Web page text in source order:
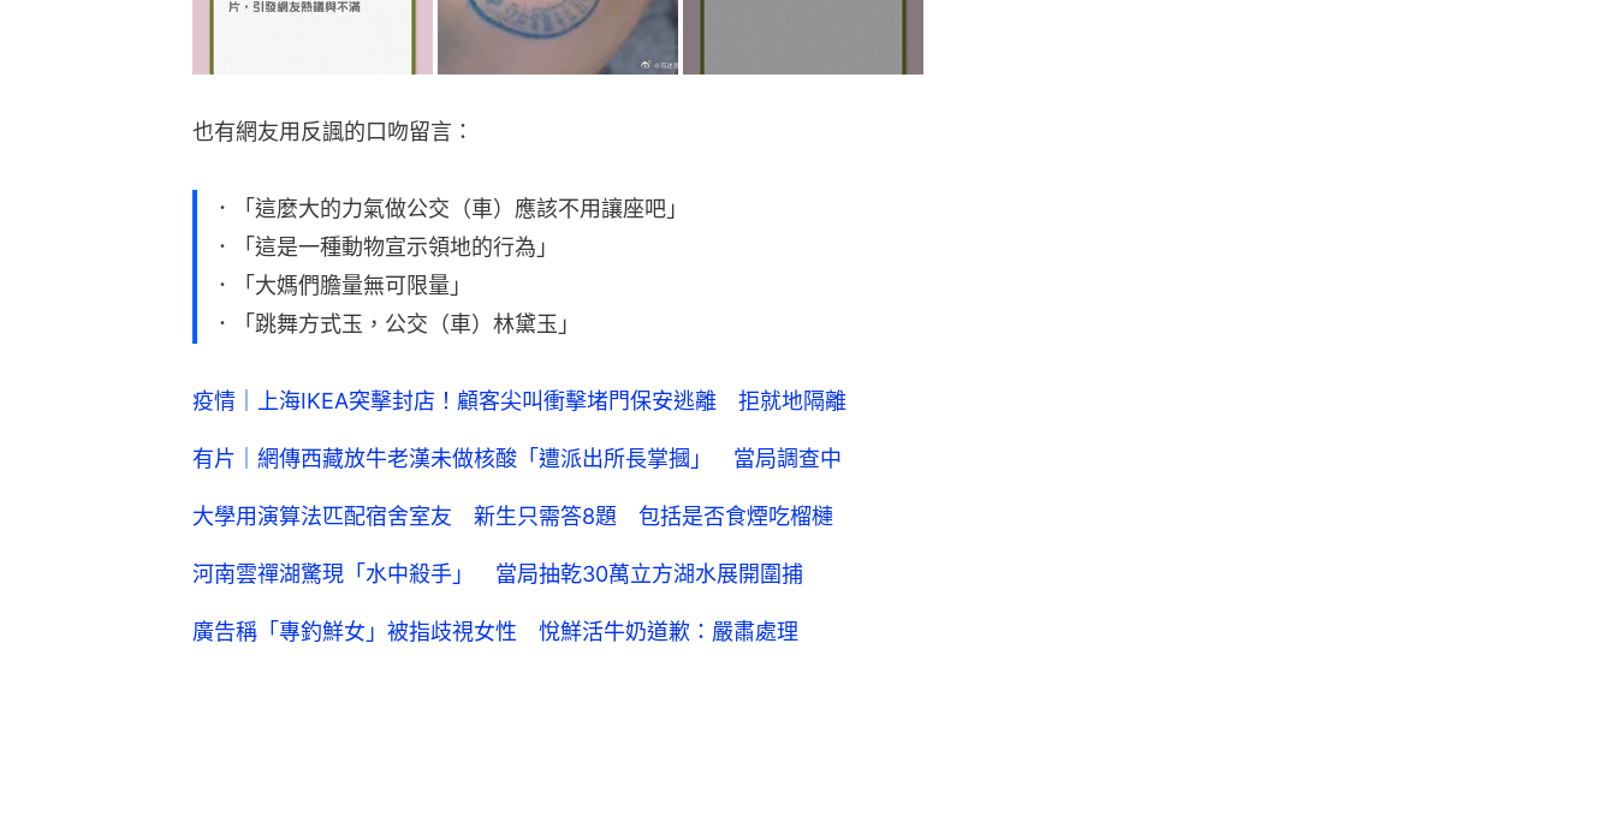
也有網友用反諷的口吻留言：
．「這麼大的力氣做公交（車）應該不用讓座吧」
．「這是一種動物宣示領地的行為」
．「大媽們膽量無可限量」
．「跳舞方式玉，公交（車）林黛玉」
疫情｜上海IKEA突擊封店！顧客尖叫衝擊堵門保安逃離 拒就地隔離
有片｜網傳西藏放牛老漢未做核酸「遭派出所長掌摑」 當局調查中
大學用演算法匹配宿舍室友 新生只需答8題 包括是否食煙吃榴槤
河南雲禪湖驚現「水中殺手」 當局抽乾30萬立方湖水展開圍捕
廣告稱「專釣鮮女」被指歧視女性 悅鮮活牛奶道歉：嚴肅處理